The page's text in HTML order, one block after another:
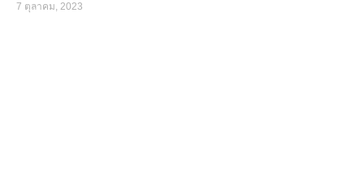
7 ตุลาคม, 2023